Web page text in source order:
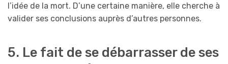
l’idée de la mort. D’une certaine manière, elle cherche à
valider ses conclusions auprès d’autres personnes.
5. Le fait de se débarrasser de ses